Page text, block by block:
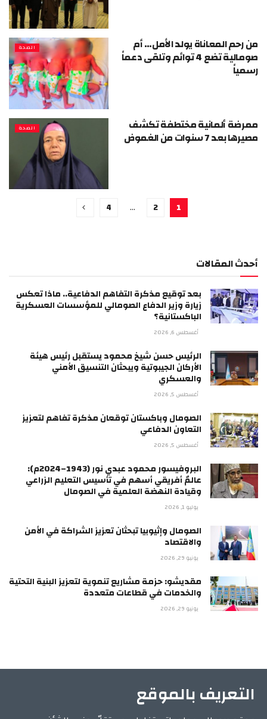
الصحة من رحم المعاناة يولد الأمل… أم
صومالية تضع 4 توائم وتلقى دعماً
رسمياً
الصحة ممرضة ألمانية مختطفة تكشف
مصيرها بعد 7 سنوات من الغموض
1
2
…
4
أحدث المقالات
بعد توقيع مذكرة التفاهم الدفاعية.. ماذا تعكس
زيارة وزير الدفاع الصومالي للمؤسسات العسكرية
الباكستانية؟
أغسطس 6, 2026
الرئيس حسن شيخ محمود يستقبل رئيس هيئة
الأركان الجيبوتية ويبحثان التنسيق الأمني
والعسكري
أغسطس 5, 2026
الصومال وباكستان توقعان مذكرة تفاهم لتعزيز
التعاون الدفاعي
أغسطس 5, 2026
البروفيسور محمود عبدي نور (1943–2024م):
عالمٌ أفريقي أسهم في تأسيس التعليم الزراعي
وقيادة النهضة العلمية في الصومال
يوليو 1, 2026
الصومال وإثيوبيا تبحثان تعزيز الشراكة في الأمن
والاقتصاد
يونيو 29, 2026
مقديشو: حزمة مشاريع تنموية لتعزيز البنية التحتية
والخدمات في قطاعات متعددة
يونيو 29, 2026
التعريف بالموقع